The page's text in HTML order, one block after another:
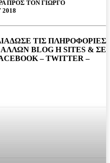
ΠΡΟΣ ΤΟΝ ΓΙΩΡΓΟ
ΤΙΣ ΠΛΗΡΟΦΟΡΙΕΣ
BLOG H SITES & ΣΕ
– TWITTER –